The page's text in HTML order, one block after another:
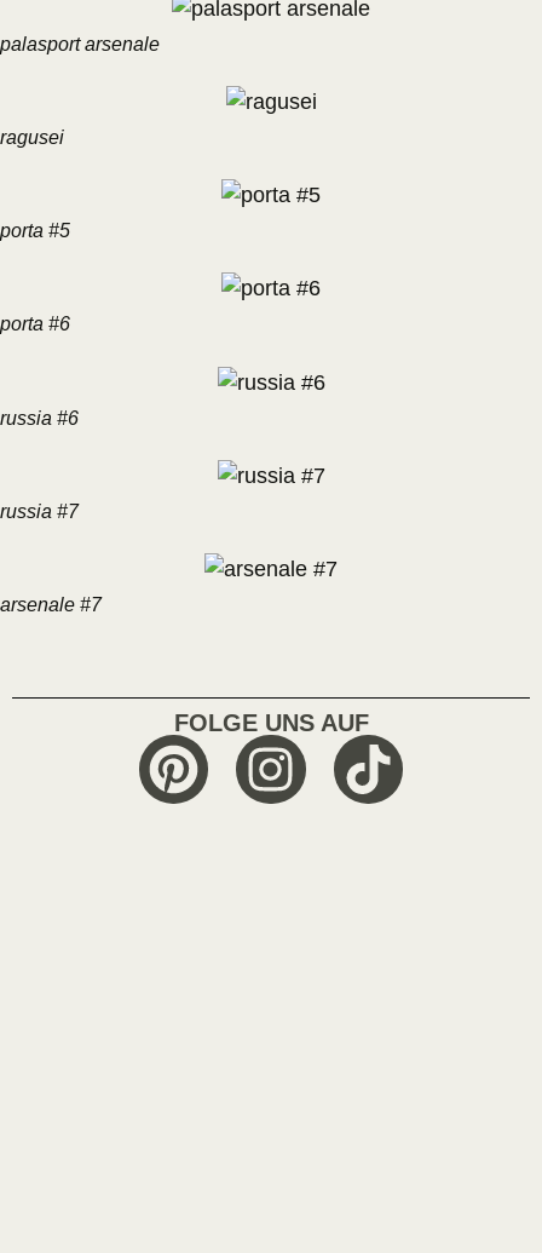
palasport arsenale
ragusei
porta #5
porta #6
russia #6
russia #7
arsenale #7
FOLGE UNS AUF